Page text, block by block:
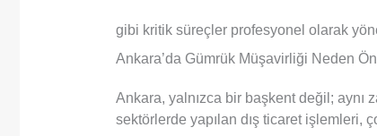
gibi kritik süreçler profesyonel olarak
Ankara’da Gümrük Müşavirliği Neden
Ankara, yalnızca bir başkent değil;
sektörlerde yapılan dış ticaret işlemleri,